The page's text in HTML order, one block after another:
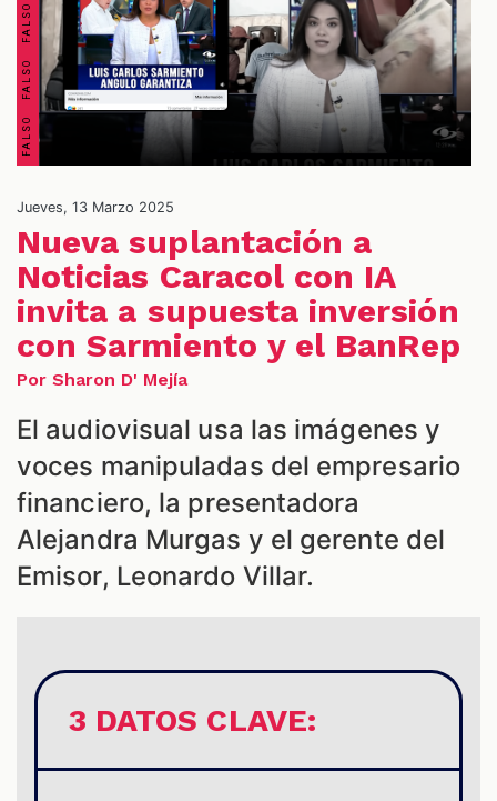
Jueves, 13 Marzo 2025
Nueva suplantación a
Noticias Caracol con IA
invita a supuesta inversión
con Sarmiento y el BanRep
Por Sharon D' Mejía
El audiovisual usa las imágenes y
voces manipuladas del empresario
financiero, la presentadora
Alejandra Murgas y el gerente del
Emisor, Leonardo Villar.
3 DATOS CLAVE: